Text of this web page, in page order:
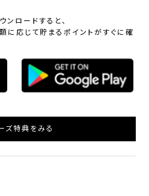
ロードすると、
に応じて貯まるポイントがすぐに確
ズ特典をみる